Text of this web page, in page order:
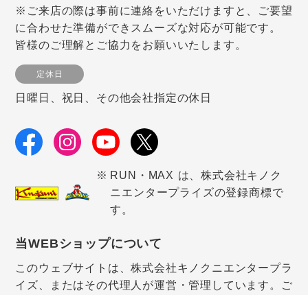
※ご来店の際は事前に連絡をいただけますと、ご要望
に合わせた準備ができスムーズな対応が可能です。
皆様のご理解とご協力をお願いいたします。
定休日
日曜日、祝日、その他会社指定の休日
RUN・MAX は、株式会社キノク
ニエンタープライズの登録商標で
す。
当WEBショップについて
このウェブサイトは、株式会社キノクニエンタープラ
イズ、またはその代理人が運営・管理しています。ご